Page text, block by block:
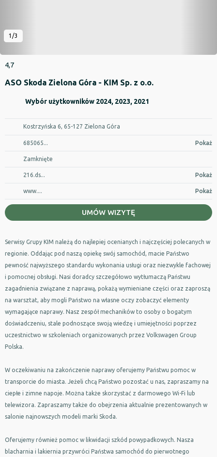
1/3
4,7
ASO Skoda Zielona Góra - KIM Sp. z o.o.
Wybór użytkowników 2024, 2023, 2021
Kostrzyńska 6, 65-127 Zielona Góra
685065... Pokaż
Zamknięte
216.ds... Pokaż
www.... Pokaż
UMÓW WIZYTĘ
Serwisy Grupy KIM należą do najlepiej ocenianych i najczęściej polecanych w
regionie. Oddając pod naszą opiekę swój samochód, macie Państwo
pewność najwyższego standardu wykonania usługi oraz niezwykle fachowej
i pomocnej obsługi. Nasi doradcy szczegółowo wytłumaczą Państwu
zagadnienia związane z naprawą, pokażą wymieniane części oraz zaproszą
na warsztat, aby mogli Państwo na własne oczy zobaczyć elementy
wymagające naprawy. Nasz zespół mechaników to osoby o bogatym
doświadczeniu, stale podnoszące swoją wiedzę i umiejętności poprzez
uczestnictwo w szkoleniach organizowanych przez Volkswagen Group
Polska.
W oczekiwaniu na zakończenie naprawy oferujemy Państwu pomoc w
transporcie do miasta. Jeżeli chcą Państwo pozostać u nas, zapraszamy na
ciepłe i zimne napoje. Można także skorzystać z darmowego Wi-Fi lub
telewizora. Zapraszamy także do obejrzenia aktualnie prezentowanych w
salonie najnowszych modeli marki Skoda.
Oferujemy również pomoc w likwidacji szkód powypadkowych. Nasza
blacharnia i lakiernia przywróci Państwa samochód do pierwotnego